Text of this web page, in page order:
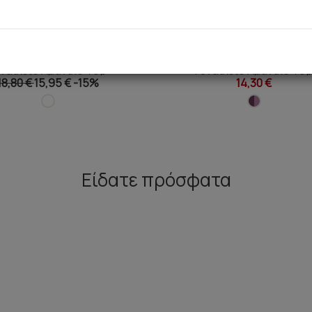
Αμάνικο Top
€15,95 €-15%
Fimelle Elegance TENCEL™
Γυναικείο Αμάνικο
14,30 €
Είδατε πρόσφατα